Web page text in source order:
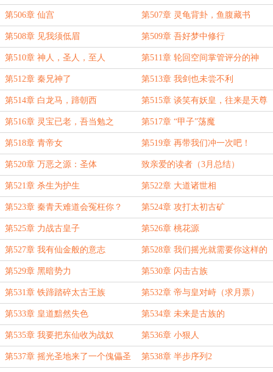
第506章 仙宫 第507章 灵龟背卦，鱼腹藏书
第508章 见我须低眉 第509章 吾好梦中修行
第510章 神人，圣人，至人 第511章 轮回空间掌管评分的神
第512章 秦兄神了 第513章 我剑也未尝不利
第514章 白龙马，蹄朝西 第515章 谈笑有妖皇，往来是天尊
第516章 灵宝已老，吾当勉之 第517章 “甲子”荡魔
第518章 青帝女 第519章 再带我们冲一次吧！
第520章 万恶之源：圣体 致亲爱的读者（3月总结）
第521章 杀生为护生 第522章 大道诸世相
第523章 秦青天难道会冤枉你？ 第524章 攻打太初古矿
第525章 力战古皇子 第526章 桃花源
第527章 我有仙金般的意志 第528章 我们摇光就需要你这样的
人才
第529章 黑暗势力 第530章 闪击古族
第531章 铁蹄踏碎太古王族 第532章 帝与皇对峙（求月票）
第533章 皇道黯然失色 第534章 未来是古族的
第535章 我要把东仙收为战奴 第536章 小狠人
第537章 摇光圣地来了一个傀儡圣 第538章 半步序列2